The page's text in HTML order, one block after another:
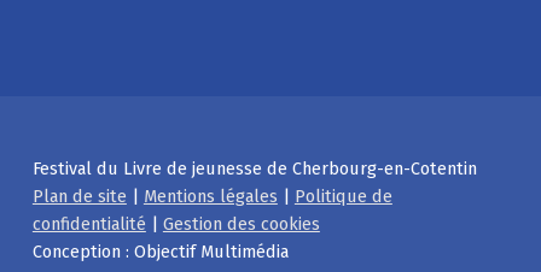
Festival du Livre de jeunesse de Cherbourg-en-Cotentin
Plan de site
Mentions légales
Politique de
confidentialité
Gestion des cookies
Conception : Objectif Multimédia